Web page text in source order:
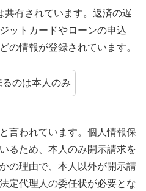
共有されています。返済の遅
ットカードやローンの申込
の情報が登録されています。
のは本人のみ
言われています。個人情報保
るため、本人のみ開示請求を
の理由で、本人以外が開示請
定代理人の委任状が必要とな